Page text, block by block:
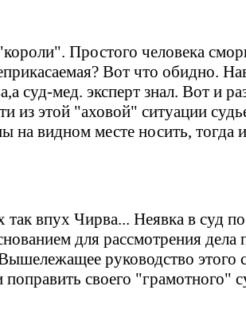
Простого человека
Вот что обидно.
суд-мед. эксперт знал. Вот и
из этой "аховой" ситуации
на видном месте носить, тогда
так впух Чирва... Неявка в суд
для рассмотрения
руководство этого
поправить своего "грамотного"